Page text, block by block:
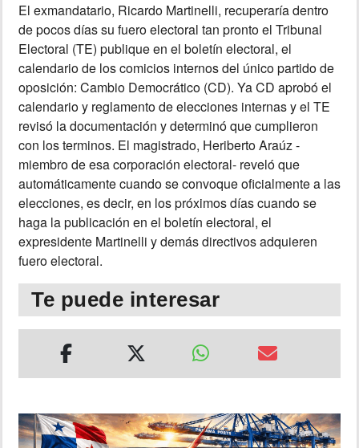
INSÓLITAS
MULTIMEDIA
IMPRESO
El exmandatario, Ricardo Martinelli, recuperaría dentro
de pocos días su fuero electoral tan pronto el Tribunal
Electoral (TE) publique en el boletín electoral, el
calendario de los comicios internos del único partido de
oposición: Cambio Democrático (CD). Ya CD aprobó el
calendario y reglamento de elecciones internas y el TE
revisó la documentación y determinó que cumplieron
con los terminos. El magistrado, Heriberto Araúz -
miembro de esa corporación electoral- reveló que
automáticamente cuando se convoque oficialmente a las
elecciones, es decir, en los próximos días cuando se
haga la publicación en el boletín electoral, el
expresidente Martinelli y demás directivos adquieren
fuero electoral.
Te puede interesar